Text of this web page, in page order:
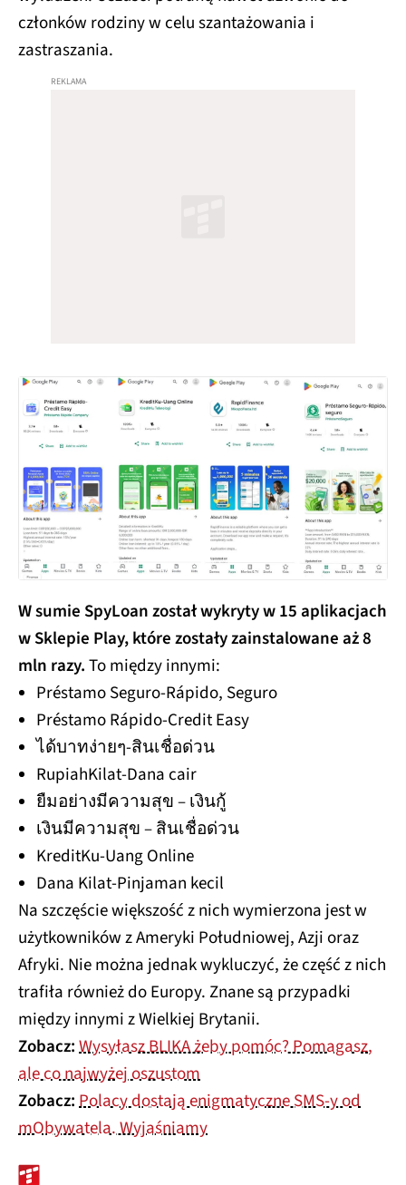
członków rodziny w celu szantażowania i
zastraszania.
W sumie SpyLoan został wykryty w 15 aplikacjach
w Sklepie Play, które zostały zainstalowane aż 8
mln razy.To między innymi:
Préstamo Seguro-Rápido, Seguro
Préstamo Rápido-Credit Easy
ได้บาทง่ายๆ-สินเชื่อด่วน
RupiahKilat-Dana cair
ยืมอย่างมีความสุข – เงินกู้
เงินมีความสุข – สินเชื่อด่วน
KreditKu-Uang Online
Dana Kilat-Pinjaman kecil
Na szczęście większość z nich wymierzona jest w
użytkowników z Ameryki Południowej, Azji oraz
Afryki. Nie można jednak wykluczyć, że część z nich
trafiła również do Europy. Znane są przypadki
między innymi z Wielkiej Brytanii.
Zobacz:Wysyłasz BLIKA żeby pomóc? Pomagasz,
ale co najwyżej oszustom
Zobacz:Polacy dostają enigmatyczne SMS-y od
mObywatela. Wyjaśniamy